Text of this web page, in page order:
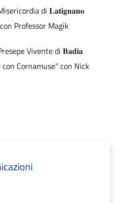
di 𝐋𝐚𝐭𝐢𝐠𝐧𝐚𝐧𝐨
Professor Magik
Vivente di 𝐁𝐚𝐝𝐢𝐚
Cornamuse" con Nick